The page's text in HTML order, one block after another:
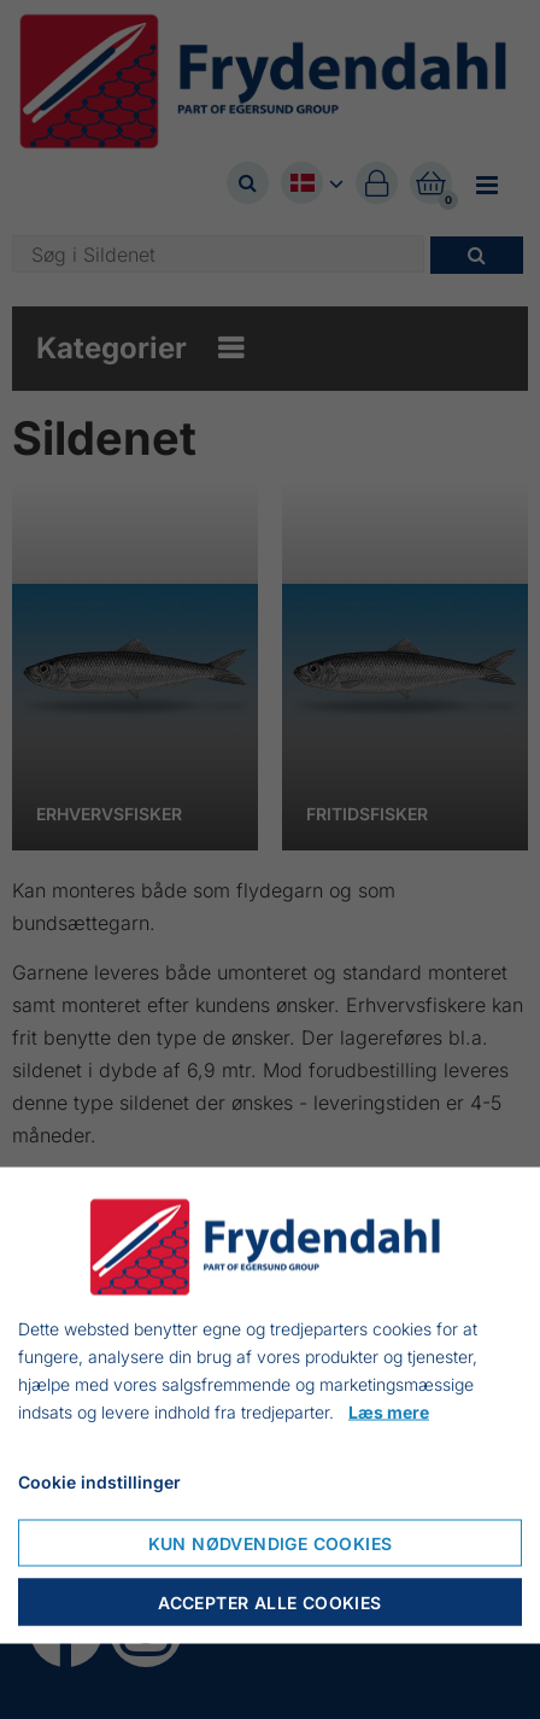


0


Kategorier 
Sildenet
ERHVERVSFISKER FRITIDSFISKER
Kan monteres både som flydegarn og som
bundsættegarn.
Garnene leveres både umonteret og standard monteret
samt monteret efter kundens ønsker. Erhvervsfiskere kan
frit benytte den type de ønsker. Der lagereføres bl.a.
sildenet i dybde af 6,9 mtr. Mod forudbestilling leveres
denne type sildenet der ønskes - leveringstiden er 4-5
måneder.
Disse lagerføres naturligvis.
Frejasvej 7 A
6950 Ringkøbing
Tlf.:
+45 97 31 13 11
Mail: fiskenet@frydendahl.com
Dette websted benytter egne og tredjeparters cookies for at
fungere, analysere din brug af vores produkter og tjenester,
hjælpe med vores salgsfremmende og marketingsmæssige
indsats og levere indhold fra tredjeparter. Læs mere
Cookie indstillinger
KUN NØDVENDIGE COOKIES
ACCEPTER ALLE COOKIES